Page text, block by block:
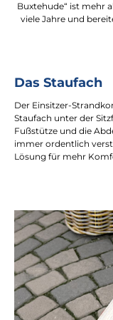
Buxtehude“ ist mehr
viele Jahre und
Das Staufach
Der Einsitzer-
Staufach unter der
Fußstütze und die
immer ordentlich
Lösung für mehr